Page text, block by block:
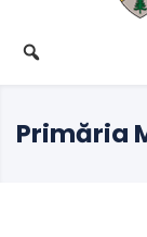
Primăria